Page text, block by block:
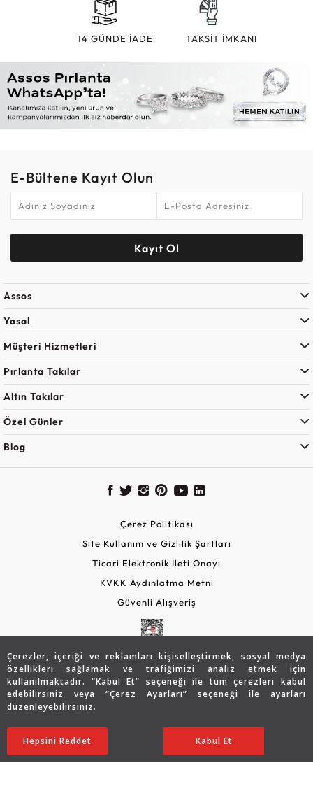
Çerezler, içeriği ve reklamları kişiselleştirmek, sosyal medya
özellikleri sağlamak ve trafiğimizi analiz etmek için
kullanılmaktadır. “Kabul Et” seçeneği ile tüm çerezleri kabul
edebilirsiniz veya “Çerez Ayarları” seçeneği ile ayarları
düzenleyebilirsiniz.
Ayarları Düzenle
Hepsini Reddet Kabul Et
26.946 TL
21.543TL
20.466 TL SATIN ALIN
14 GÜNDE İADE TAKSİT İMKANI
E-Bültene Kayıt Olun
Kayıt Ol
Assos
Yasal
Müşteri Hizmetleri
Pırlanta Takılar
Altın Takılar
Özel Günler
Blog
Çerez Politikası
Site Kullanım ve Gizlilik Şartları
Ticari Elektronik İleti Onayı
KVKK Aydınlatma Metni
Güvenli Alışveriş
Copyright © 2026 Assos Pırlanta - Bu sitenin tüm hakları